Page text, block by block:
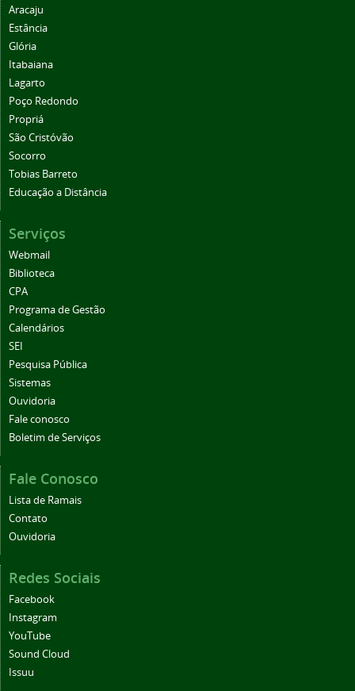
Aracaju
Estância
Glória
Itabaiana
Lagarto
Poço Redondo
Propriá
São Cristóvão
Socorro
Tobias Barreto
Educação a Distância
Serviços
Webmail
Biblioteca
CPA
Programa de Gestão
Calendários
SEI
Pesquisa Pública
Sistemas
Ouvidoria
Fale conosco
Boletim de Serviços
Fale Conosco
Lista de Ramais
Contato
Ouvidoria
Redes Sociais
Facebook
Instagram
YouTube
Sound Cloud
Issuu